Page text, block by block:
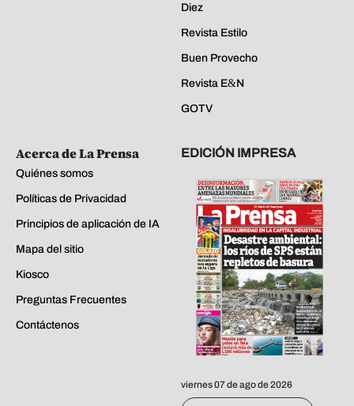
Diez
Revista Estilo
Buen Provecho
Revista E&N
GOTV
Acerca de La Prensa
Quiénes somos
Políticas de Privacidad
Principios de aplicación de IA
Mapa del sitio
Kiosco
Preguntas Frecuentes
Contáctenos
EDICIÓN IMPRESA
viernes 07 de ago de 2026